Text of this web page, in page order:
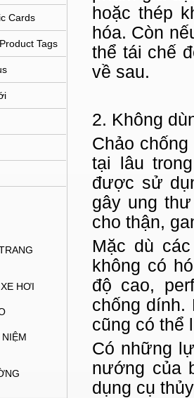
Cards
Tags
HƠI
hoặc thép
hóa. Còn
thể tái chế
về sau.
2. Không
Chảo
tại lâu
được sử
gây ung
cho thận,
Mặc dù
không có
độ cao,
chống dính.
cũng có thể
Có những
nướng của
dụng cụ